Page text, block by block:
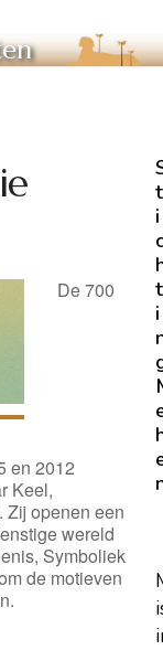
De 700
en 2012
Keel,
Zij openen een
wereld
Symboliek
de motieven
t
i
t
i